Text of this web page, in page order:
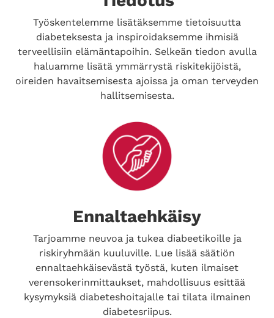
Työskentelemme lisätäksemme tietoisuutta
diabeteksesta ja inspiroidaksemme ihmisiä
terveellisiin elämäntapoihin. Selkeän tiedon avulla
haluamme lisätä ymmärrystä riskitekijöistä,
oireiden havaitsemisesta ajoissa ja oman terveyden
hallitsemisesta.
Ennaltaehkäisy
Tarjoamme neuvoa ja tukea diabeetikoille ja
riskiryhmään kuuluville. Lue lisää säätiön
ennaltaehkäisevästä työstä, kuten ilmaiset
verensokerinmittaukset, mahdollisuus esittää
kysymyksiä diabeteshoitajalle tai tilata ilmainen
diabetesriipus.